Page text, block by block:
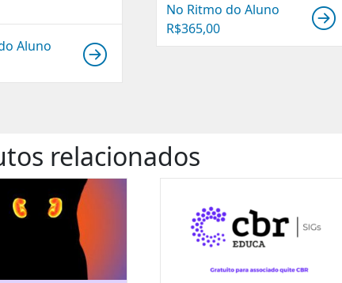
Aluno
No Ritmo do Aluno
R$365,00
relacionados